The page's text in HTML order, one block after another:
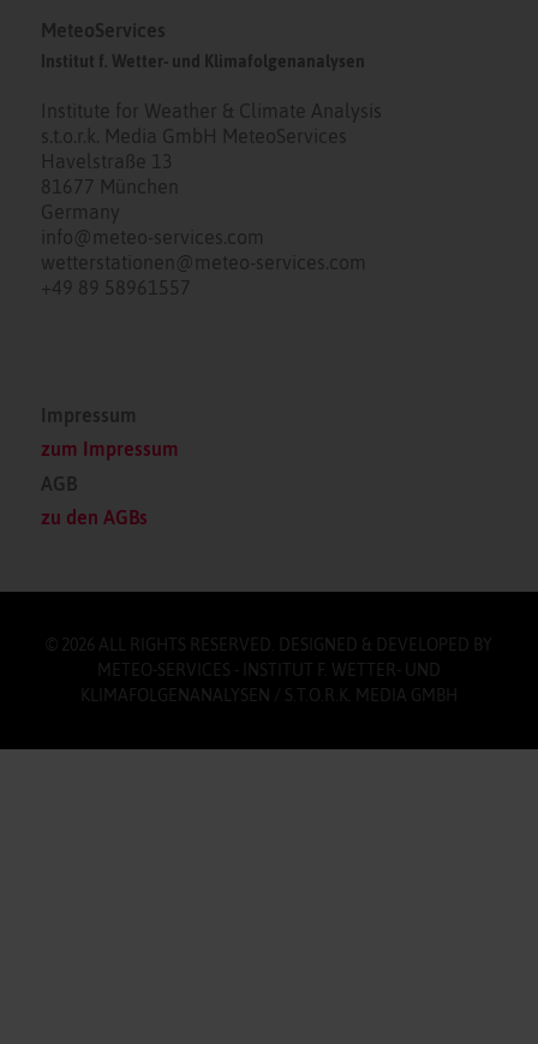
MeteoServices
Institut f. Wetter- und Klimafolgenanalysen
Institute for Weather & Climate Analysis
s.t.o.r.k. Media GmbH MeteoServices
Havelstraße 13
81677 München
Germany
info@meteo-services.com
wetterstationen@meteo-services.com
+49 89 58961557
Impressum
zum Impressum
AGB
zu den AGBs
© 2026 ALL RIGHTS RESERVED. DESIGNED & DEVELOPED BY
METEO-SERVICES - INSTITUT F. WETTER- UND
KLIMAFOLGENANALYSEN / S.T.O.R.K. MEDIA GMBH